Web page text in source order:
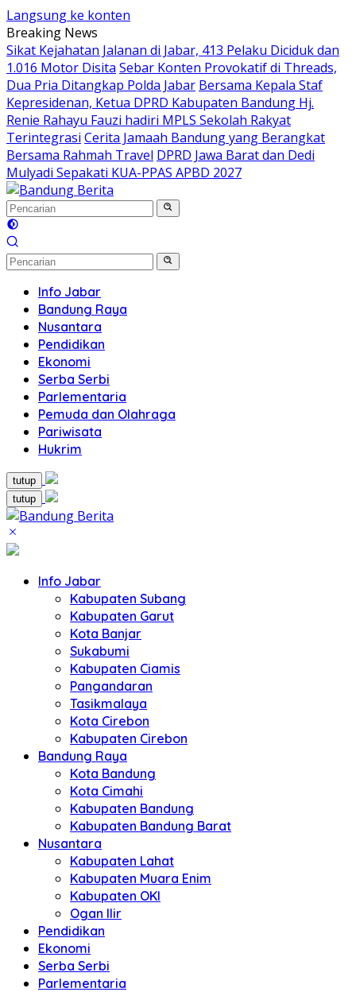
Langsung ke konten
Breaking News
Sikat Kejahatan Jalanan di Jabar, 413 Pelaku Diciduk dan
1.016 Motor Disita Sebar Konten Provokatif di Threads,
Dua Pria Ditangkap Polda Jabar Bersama Kepala Staf
Kepresidenan, Ketua DPRD Kabupaten Bandung Hj.
Renie Rahayu Fauzi hadiri MPLS Sekolah Rakyat
Terintegrasi Cerita Jamaah Bandung yang Berangkat
Bersama Rahmah Travel DPRD Jawa Barat dan Dedi
Mulyadi Sepakati KUA-PPAS APBD 2027
Info Jabar
Bandung Raya
Nusantara
Pendidikan
Ekonomi
Serba Serbi
Parlementaria
Pemuda dan Olahraga
Pariwisata
Hukrim
tutup
tutup
Info Jabar
Kabupaten Subang
Kabupaten Garut
Kota Banjar
Sukabumi
Kabupaten Ciamis
Pangandaran
Tasikmalaya
Kota Cirebon
Kabupaten Cirebon
Bandung Raya
Kota Bandung
Kota Cimahi
Kabupaten Bandung
Kabupaten Bandung Barat
Nusantara
Kabupaten Lahat
Kabupaten Muara Enim
Kabupaten OKI
Ogan Ilir
Pendidikan
Ekonomi
Serba Serbi
Parlementaria